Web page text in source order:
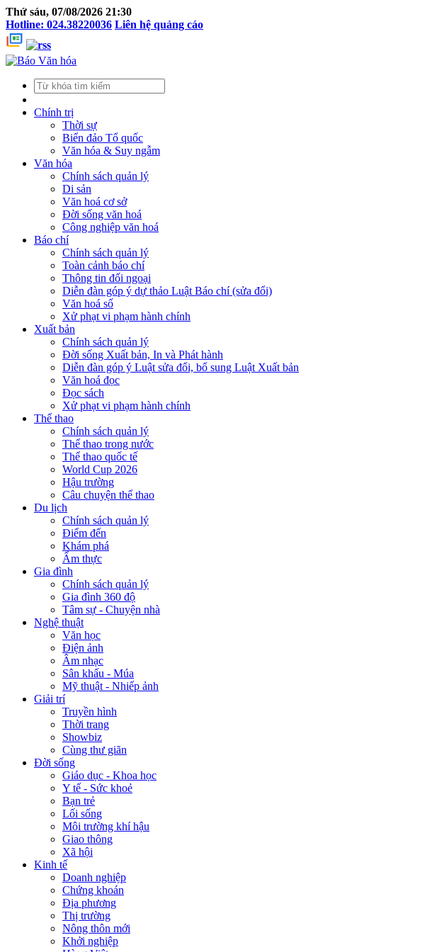
Thứ sáu, 07/08/2026 21:30
Hotline: 024.38220036 Liên hệ quảng cáo
Chính trị
Thời sự
Biển đảo Tổ quốc
Văn hóa & Suy ngẫm
Văn hóa
Chính sách quản lý
Di sản
Văn hoá cơ sở
Đời sống văn hoá
Công nghiệp văn hoá
Báo chí
Chính sách quản lý
Toàn cảnh báo chí
Thông tin đối ngoại
Diễn đàn góp ý dự thảo Luật Báo chí (sửa đổi)
Văn hoá số
Xử phạt vi phạm hành chính
Xuất bản
Chính sách quản lý
Đời sống Xuất bản, In và Phát hành
Diễn đàn góp ý Luật sửa đổi, bổ sung Luật Xuất bản
Văn hoá đọc
Đọc sách
Xử phạt vi phạm hành chính
Thể thao
Chính sách quản lý
Thể thao trong nước
Thể thao quốc tế
World Cup 2026
Hậu trường
Câu chuyện thể thao
Du lịch
Chính sách quản lý
Điểm đến
Khám phá
Ẩm thực
Gia đình
Chính sách quản lý
Gia đình 360 độ
Tâm sự - Chuyện nhà
Nghệ thuật
Văn học
Điện ảnh
Âm nhạc
Sân khấu - Múa
Mỹ thuật - Nhiếp ảnh
Giải trí
Truyền hình
Thời trang
Showbiz
Cùng thư giãn
Đời sống
Giáo dục - Khoa học
Y tế - Sức khoẻ
Bạn trẻ
Lối sống
Môi trường khí hậu
Giao thông
Xã hội
Kinh tế
Doanh nghiệp
Chứng khoán
Địa phương
Thị trường
Nông thôn mới
Khởi nghiệp